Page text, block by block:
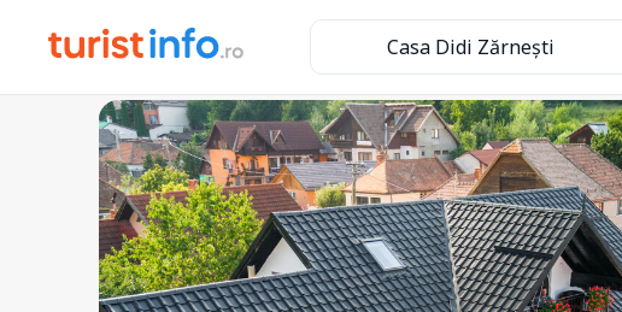
Casa Didi Zărnești